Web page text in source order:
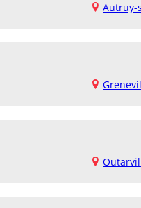
Autruy-